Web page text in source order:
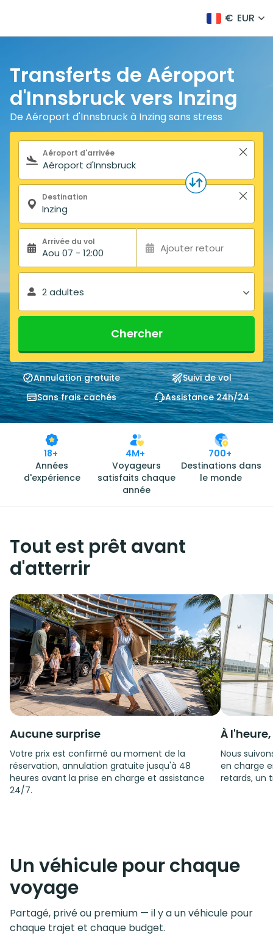
€ EUR
Transferts de Aéroport
d'Innsbruck vers Inzing
De Aéroport d'Innsbruck à Inzing sans stress
Formulaire de recherche
Aéroport d'arrivée
Destination
Arrivée du vol
Aou 07 - 12:00 Ajouter retour
2 adultes
Chercher
Annulation gratuite
Suivi de vol
Sans frais cachés
Assistance 24h/24
18+
Années
d'expérience
4M+
Voyageurs
satisfaits chaque
année
700+
Destinations dans
le monde
Tout est prêt avant
d'atterrir
Aucune surprise
Votre prix est confirmé au moment de la
réservation, annulation gratuite jusqu'à 48
heures avant la prise en charge et assistance
24/7.
À
Nous
en charge
retards, un
Un véhicule pour chaque
voyage
Partagé, privé ou premium — il y a un véhicule pour
chaque trajet et chaque budget.